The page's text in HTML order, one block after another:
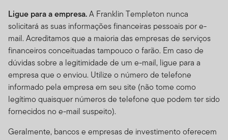
Ligue para a empresa.A Franklin Templeton nunca
solicitará as suas informações financeiras pessoais por e-
mail. Acreditamos que a maioria das empresas de serviços
financeiros conceituadas tampouco o farão. Em caso de
dúvidas sobre a legitimidade de um e-mail, ligue para a
empresa que o enviou. Utilize o número de telefone
informado pela empresa em seu site (não tome como
legítimo quaisquer números de telefone que podem ter sido
fornecidos no e-mail suspeito).
Geralmente, bancos e empresas de investimento oferecem